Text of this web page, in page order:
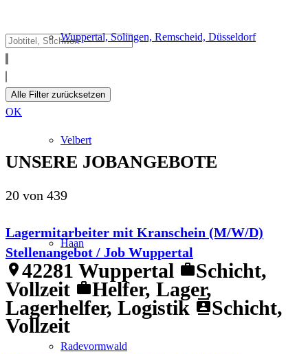
Wuppertal, Solingen, Remscheid, Düsseldorf
Velbert
Haan
Radevormwald
Alle Filter zurücksetzen
OK
UNSERE JOBANGEBOTE
20 von 439
Lagermitarbeiter mit Kranschein (M/W/D)
Stellenangebot / Job Wuppertal
location_on 42281 Wuppertal workSchicht,
Vollzeit workHelfer, Lager,
Lagerhelfer, Logistik contactsSchicht,
Vollzeit